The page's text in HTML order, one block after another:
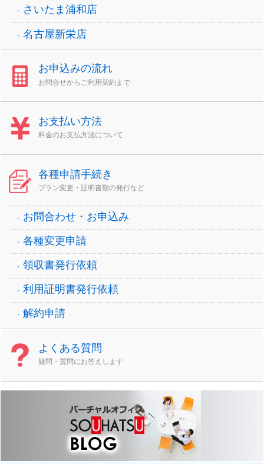
さいたま浦和店
名古屋新栄店
お申込みの流れ
お問合せからご利用契約まで
お支払い方法
料金のお支払方法について
各種申請手続き
プラン変更・証明書類の発行など
お問合わせ・お申込み
各種変更申請
領収書発行依頼
利用証明書発行依頼
解約申請
よくある質問
疑問・質問にお答えします